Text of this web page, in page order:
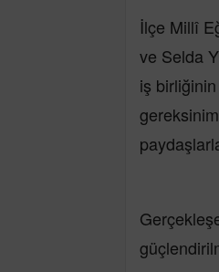
İlçe Millî
ve Selda
iş